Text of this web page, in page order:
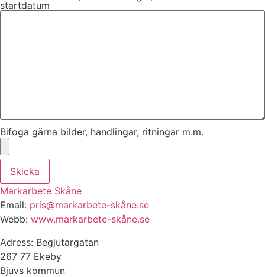
startdatum
Bifoga gärna bilder, handlingar, ritningar m.m.
Skicka
Markarbete Skåne
Email: pris@markarbete-skåne.se
Webb: www.markarbete-skåne.se
Adress: Begjutargatan
267 77 Ekeby
Bjuvs kommun